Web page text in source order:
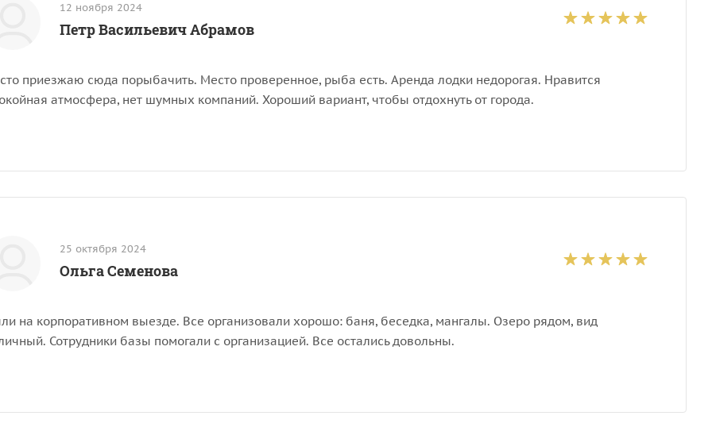
12 ноября 2024
Петр Васильевич Абрамов
приезжаю сюда порыбачить. Место проверенное, рыба есть. Аренда лодки недорогая. Нравится
атмосфера, нет шумных компаний. Хороший вариант, чтобы отдохнуть от города.
25 октября 2024
Ольга Семенова
на корпоративном выезде. Все организовали хорошо: баня, беседка, мангалы. Озеро рядом, вид
Сотрудники базы помогали с организацией. Все остались довольны.